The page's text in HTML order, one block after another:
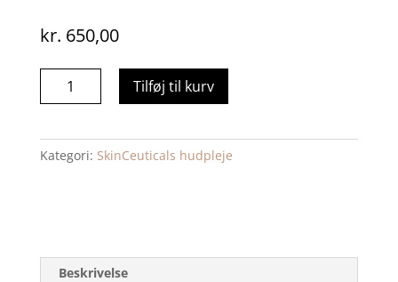
kr. 650,00
Photo
60
ml
Tilføj til kurv
Kategori: SkinCeuticals hudpleje
Beskrivelse